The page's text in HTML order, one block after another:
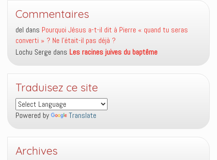
Commentaires
del dans Pourquoi Jésus a-t-il dit à Pierre « quand tu seras
converti » ? Ne l’était-il pas déjà ?
Lochu Serge dans Les racines juives du baptême
Traduisez ce site
Powered by Translate
Archives